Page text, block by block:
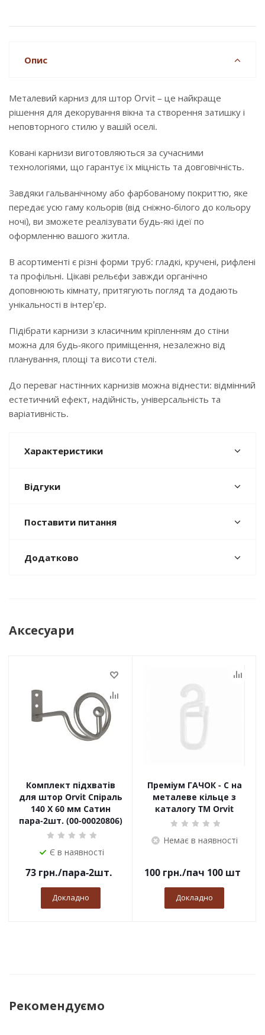
Опис
Металевий карниз для штор Orvit – це найкраще
рішення для декорування вікна та створення затишку і
неповторного стилю у вашій оселі.
Ковані карнизи виготовляються за сучасними
технологіями, що гарантує їх міцність та довговічність.
Завдяки гальванічному або фарбованому покриттю, яке
передає усю гаму кольорів (від сніжно-білого до кольору
ночі), ви зможете реалізувати будь-які ідеї по
оформленню вашого житла.
В асортименті є різні форми труб: гладкі, кручені, рифлені
та профільні. Цікаві рельєфи завжди органічно
доповнюють кімнату, притягують погляд та додають
унікальності в інтер'єр.
Підібрати карнизи з класичним кріпленням до стіни
можна для будь-якого приміщення, незалежно від
планування, площі та висоти стелі.
До переваг настінних карнизів можна віднести: відмінний
естетичний ефект, надійність, універсальність та
варіативність.
Характеристики
Відгуки
Поставити питання
Додатково
Аксесуари
Комплект підхватів
для штор Orvit Спіраль
140 Х 60 мм Сатин
пара-2шт. (00-00020806)
Є в наявності
73грн./пара-2шт.
Докладно
Преміум ГАЧОК - С на
металеве кільце з
каталогу TM Orvit
Немає в наявності
100грн./пач 100 шт
Докладно
Рекомендуємо